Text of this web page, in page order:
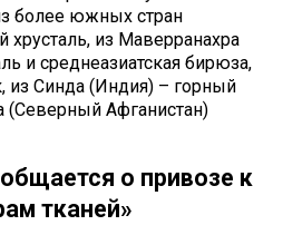
более южных стран
хрусталь, из Маверранахра
и среднеазиатская бирюза,
из Синда (Индия) – горный
(Северный Афганистан)
о привозе к
тканей»